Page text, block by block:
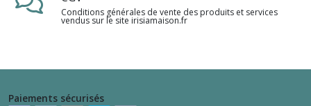
Conditions générales de vente des produits et services
vendus sur le site irisiamaison.fr
Paiements sécurisés